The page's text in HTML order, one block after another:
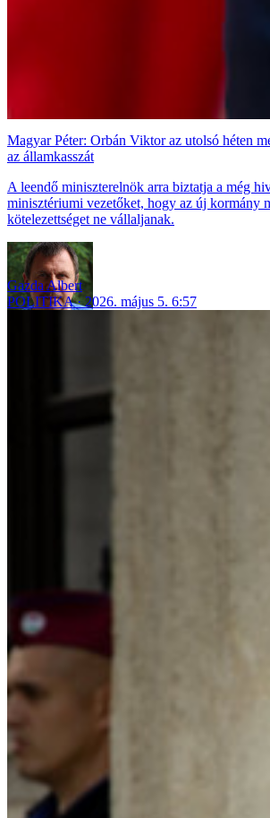
Magyar Péter: Orbán Viktor az utolsó héten
az államkasszát
A leendő miniszterelnök arra biztatja a még
minisztériumi vezetőket, hogy az új kormány
kötelezettséget ne vállaljanak.
Gazda Albert
POLITIKA
2026. május 5. 6:57